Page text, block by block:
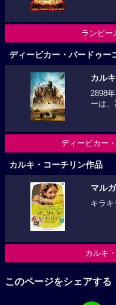
ランビー
ディービカー・バードゥー
カル
2898
ーは、
ディービカー
カルキ・コーチリン作品
マル
キラキ
カルキ
このページをシェアする